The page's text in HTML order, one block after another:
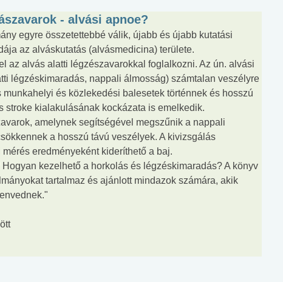
- alvási apnoe?
egyre összetettebbé válik, újabb és újabb kutatási
az alváskutatás (alvásmedicina) területe.
az alvás alatti légzészavarokkal foglalkozni. Az ún. alvási
légzéskimaradás, nappali álmosság) számtalan veszélyre
és közlekedési balesetek történnek és hosszú
stroke kialakulásának kockázata is emelkedik.
amelynek segítségével megszűnik a nappali
a hosszú távú veszélyek. A kivizsgálás
eredményeként kideríthető a baj.
kezelhető a horkolás és légzéskimaradás? A könyv
tartalmaz és ajánlott mindazok számára, akik